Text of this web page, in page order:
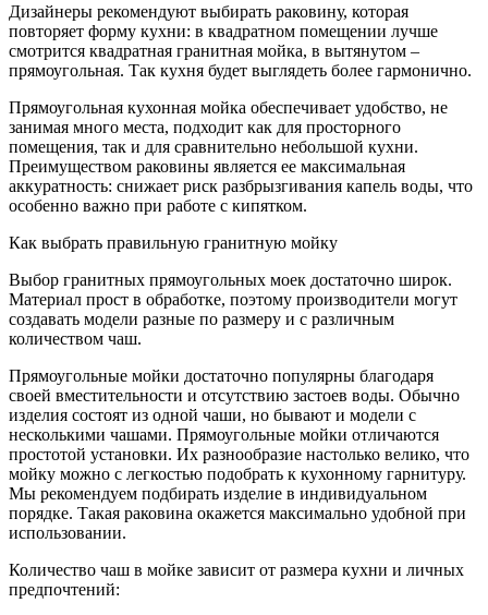
Дизайнеры рекомендуют выбирать раковину, которая
повторяет форму кухни: в квадратном помещении лучше
смотрится квадратная гранитная мойка, в вытянутом –
прямоугольная. Так кухня будет выглядеть более гармонично.
Прямоугольная кухонная мойка обеспечивает удобство, не
занимая много места, подходит как для просторного
помещения, так и для сравнительно небольшой кухни.
Преимуществом раковины является ее максимальная
аккуратность: снижает риск разбрызгивания капель воды, что
особенно важно при работе с кипятком.
Как выбрать правильную гранитную мойку
Выбор гранитных прямоугольных моек достаточно широк.
Материал прост в обработке, поэтому производители могут
создавать модели разные по размеру и с различным
количеством чаш.
Прямоугольные мойки достаточно популярны благодаря
своей вместительности и отсутствию застоев воды. Обычно
изделия состоят из одной чаши, но бывают и модели с
несколькими чашами. Прямоугольные мойки отличаются
простотой установки. Их разнообразие настолько велико, что
мойку можно с легкостью подобрать к кухонному гарнитуру.
Мы рекомендуем подбирать изделие в индивидуальном
порядке. Такая раковина окажется максимально удобной при
использовании.
Количество чаш в мойке зависит от размера кухни и личных
предпочтений: